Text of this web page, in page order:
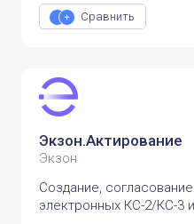
Сравнить
Экзон.Актирование
Экзон
Создание,
электронных КС-2/КС-3